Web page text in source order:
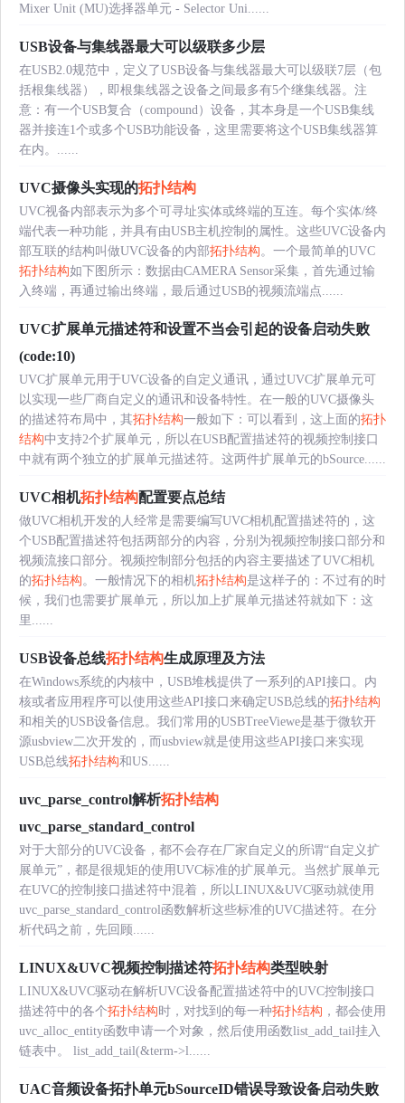
Mixer Unit (MU)选择器单元 - Selector Uni......
USB设备与集线器最大可以级联多少层
在USB2.0规范中，定义了USB设备与集线器最大可以级联7层（包
括根集线器），即根集线器之设备之间最多有5个继集线器。注
意：有一个USB复合（compound）设备，其本身是一个USB集线
器并接连1个或多个USB功能设备，这里需要将这个USB集线器算
在内。......
UVC摄像头实现的拓扑结构
UVC视备内部表示为多个可寻址实体或终端的互连。每个实体/终
端代表一种功能，并具有由USB主机控制的属性。这些UVC设备内
部互联的结构叫做UVC设备的内部拓扑结构。一个最简单的UVC
拓扑结构如下图所示：数据由CAMERA Sensor采集，首先通过输
入终端，再通过输出终端，最后通过USB的视频流端点......
UVC扩展单元描述符和设置不当会引起的设备启动失败
(code:10)
UVC扩展单元用于UVC设备的自定义通讯，通过UVC扩展单元可
以实现一些厂商自定义的通讯和设备特性。在一般的UVC摄像头
的描述符布局中，其拓扑结构一般如下：可以看到，这上面的拓扑
结构中支持2个扩展单元，所以在USB配置描述符的视频控制接口
中就有两个独立的扩展单元描述符。这两件扩展单元的bSource......
UVC相机拓扑结构配置要点总结
做UVC相机开发的人经常是需要编写UVC相机配置描述符的，这
个USB配置描述符包括两部分的内容，分别为视频控制接口部分和
视频流接口部分。视频控制部分包括的内容主要描述了UVC相机
的拓扑结构。一般情况下的相机拓扑结构是这样子的：不过有的时
候，我们也需要扩展单元，所以加上扩展单元描述符就如下：这
里......
USB设备总线拓扑结构生成原理及方法
在Windows系统的内核中，USB堆栈提供了一系列的API接口。内
核或者应用程序可以使用这些API接口来确定USB总线的拓扑结构
和相关的USB设备信息。我们常用的USBTreeViewe是基于微软开
源usbview二次开发的，而usbview就是使用这些API接口来实现
USB总线拓扑结构和US......
uvc_parse_control解析拓扑结构
uvc_parse_standard_control
对于大部分的UVC设备，都不会存在厂家自定义的所谓“自定义扩
展单元”，都是很规矩的使用UVC标准的扩展单元。当然扩展单元
在UVC的控制接口描述符中混着，所以LINUX&UVC驱动就使用
uvc_parse_standard_control函数解析这些标准的UVC描述符。在分
析代码之前，先回顾......
LINUX&UVC视频控制描述符拓扑结构类型映射
LINUX&UVC驱动在解析UVC设备配置描述符中的UVC控制接口
描述符中的各个拓扑结构时，对找到的每一种拓扑结构 ，都会使用
uvc_alloc_entity函数申请一个对象，然后使用函数list_add_tail挂入
链表中。 list_add_tail(&term->l......
UAC音频设备拓扑单元bSourceID错误导致设备启动失败